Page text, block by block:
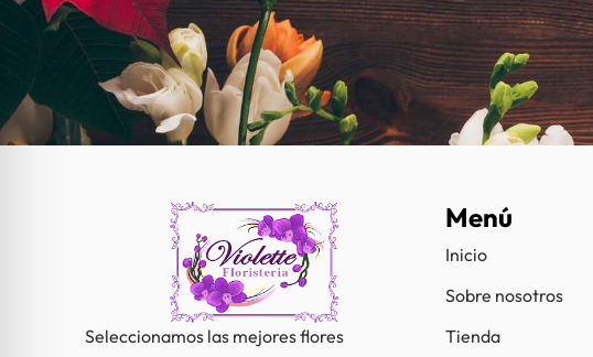
Seleccionamos las mejores flores
Menú
Inicio
Sobre nosotros
Tienda